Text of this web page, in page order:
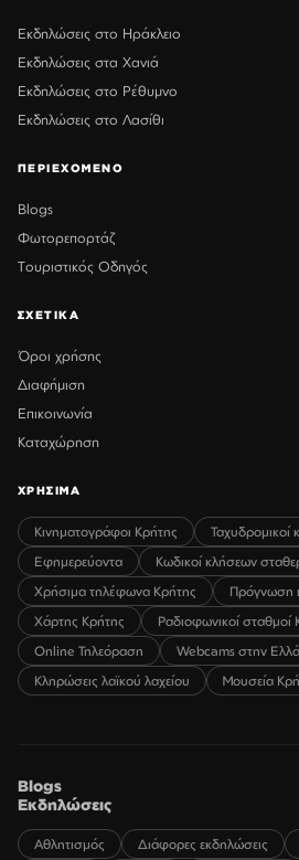
Εκδηλώσεις στο Ηράκλειο
Εκδηλώσεις στα Χανιά
Εκδηλώσεις στο Ρέθυμνο
Εκδηλώσεις στο Λασίθι
ΠΕΡΙΕΧΟΜΕΝΟ
Blogs
Φωτορεπορτάζ
Τουριστικός Οδηγός
ΣΧΕΤΙΚΑ
Όροι χρήσης
Διαφήμιση
Επικοινωνία
Καταχώρηση
ΧΡΗΣΙΜΑ
Κινηματογράφοι Κρήτης
Ταχυδρομικοί
Εφημερεύοντα
Κωδικοί κλήσεων
Χρήσιμα τηλέφωνα Κρήτης
Πρόγνωση
Χάρτης Κρήτης
Ραδιοφωνικοί σταθμοί
Online Τηλεόραση
Webcams στην
Κληρώσεις λαϊκού λαχείου
Μουσεία
Blogs
Εκδηλώσεις
Αθλητισμός Διάφορες εκδηλώσεις